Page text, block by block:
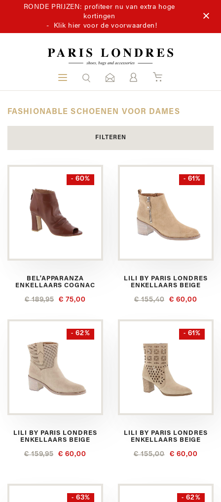
RONDE PRIJZEN: profiteer nu van extra hoge
kortingen
- Klik hier voor de voorwaarden!
FASHIONABLE SCHOENEN VOOR DAMES
FILTEREN
- 60%
BEL'APPARANZA
ENKELLAARS COGNAC
€ 189,95 € 75,00
- 61%
LILI BY PARIS LONDRES
ENKELLAARS BEIGE
€ 155,40 € 60,00
- 62%
LILI BY PARIS LONDRES
ENKELLAARS BEIGE
€ 159,95 € 60,00
- 61%
LILI BY PARIS LONDRES
ENKELLAARS BEIGE
€ 155,00 € 60,00
- 63% - 62%